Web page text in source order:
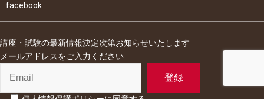
facebook
講座・試験の最新情報決定次第お知らせいたします
メールアドレスをご入力ください